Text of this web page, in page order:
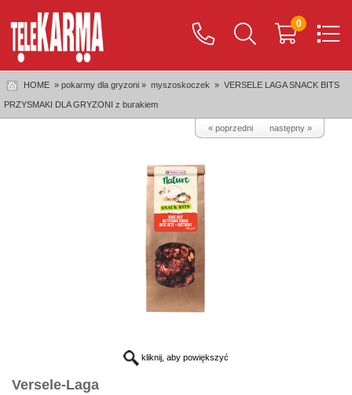
0
HOME » pokarmy dla gryzoni » myszoskoczek » VERSELE LAGA SNACK BITS
PRZYSMAKI DLA GRYZONI z burakiem
« poprzedni następny »
kliknij, aby powiększyć
Versele-Laga